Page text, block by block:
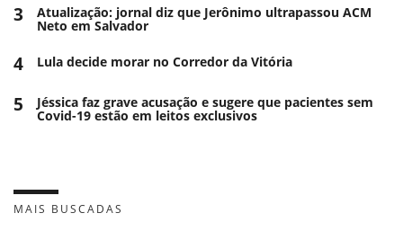
3 Atualização: jornal diz que Jerônimo ultrapassou ACM
Neto em Salvador
4 Lula decide morar no Corredor da Vitória
5 Jéssica faz grave acusação e sugere que pacientes sem
Covid-19 estão em leitos exclusivos
MAIS BUSCADAS